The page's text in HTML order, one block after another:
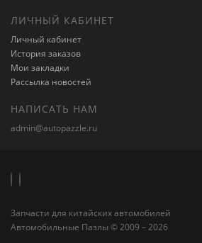
ЛИЧНЫЙ КАБИНЕТ
Личный кабинет
История заказов
Мои закладки
Рассылка новостей
НАПИСАТЬ НАМ
admin@autopazzle.ru
Запчасти для китайских автомобилей
Автомобильные Пазлы © 2009 – 2026